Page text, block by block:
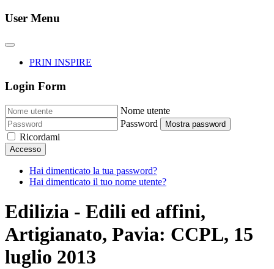
User Menu
PRIN INSPIRE
Login Form
Nome utente
Password
Mostra password
Ricordami
Accesso
Hai dimenticato la tua password?
Hai dimenticato il tuo nome utente?
Edilizia - Edili ed affini,
Artigianato, Pavia: CCPL, 15
luglio 2013